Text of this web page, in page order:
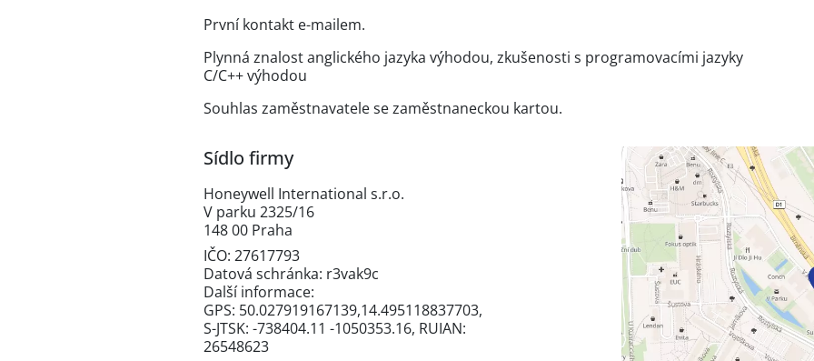
První kontakt e-mailem.
Plynná znalost anglického jazyka výhodou, zkušenosti s programovacími jazyky
C/C++ výhodou
Souhlas zaměstnavatele se zaměstnaneckou kartou.
Sídlo firmy
Honeywell International s.r.o.
V parku 2325/16
148 00 Praha
IČO: 27617793
Datová schránka: r3vak9c
Další informace:
GPS: 50.027919167139,14.495118837703,
S-JTSK: -738404.11 -1050353.16, RUIAN:
26548623